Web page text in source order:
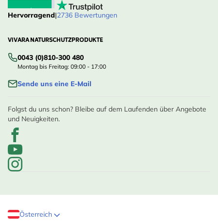
Hervorragend|2736 Bewertungen
VIVARA NATURSCHUTZPRODUKTE
0043 (0)810-300 480
Montag bis Freitag: 09:00 - 17:00
Sende uns eine E-Mail
Folgst du uns schon? Bleibe auf dem Laufenden über Angebote
und Neuigkeiten.
Österreich